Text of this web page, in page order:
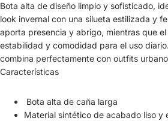
Bota alta de diseño limpio y sofisticado,
look invernal con una silueta estilizada y
aporta presencia y abrigo, mientras que
estabilidad y comodidad para el uso
combina perfectamente con outfits
Características
Bota alta de caña larga
Material sintético de acabado liso y